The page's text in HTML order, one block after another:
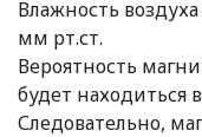
Влажность
мм рт.ст.
Вероятность
будет находиться
Следовательно,